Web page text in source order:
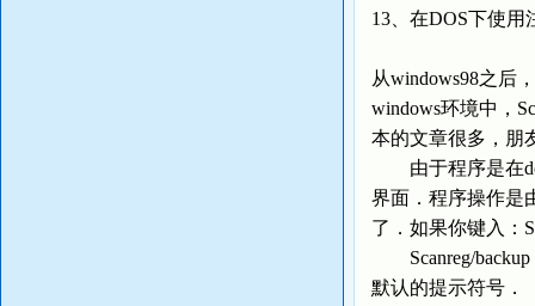
13、在DOS下使用
从windows98之后
windows环境中，
本的文章很多，朋
由于程序是在
界面．程序操作是
了．如果你键入：
Scanreg/backup
默认的提示符号．